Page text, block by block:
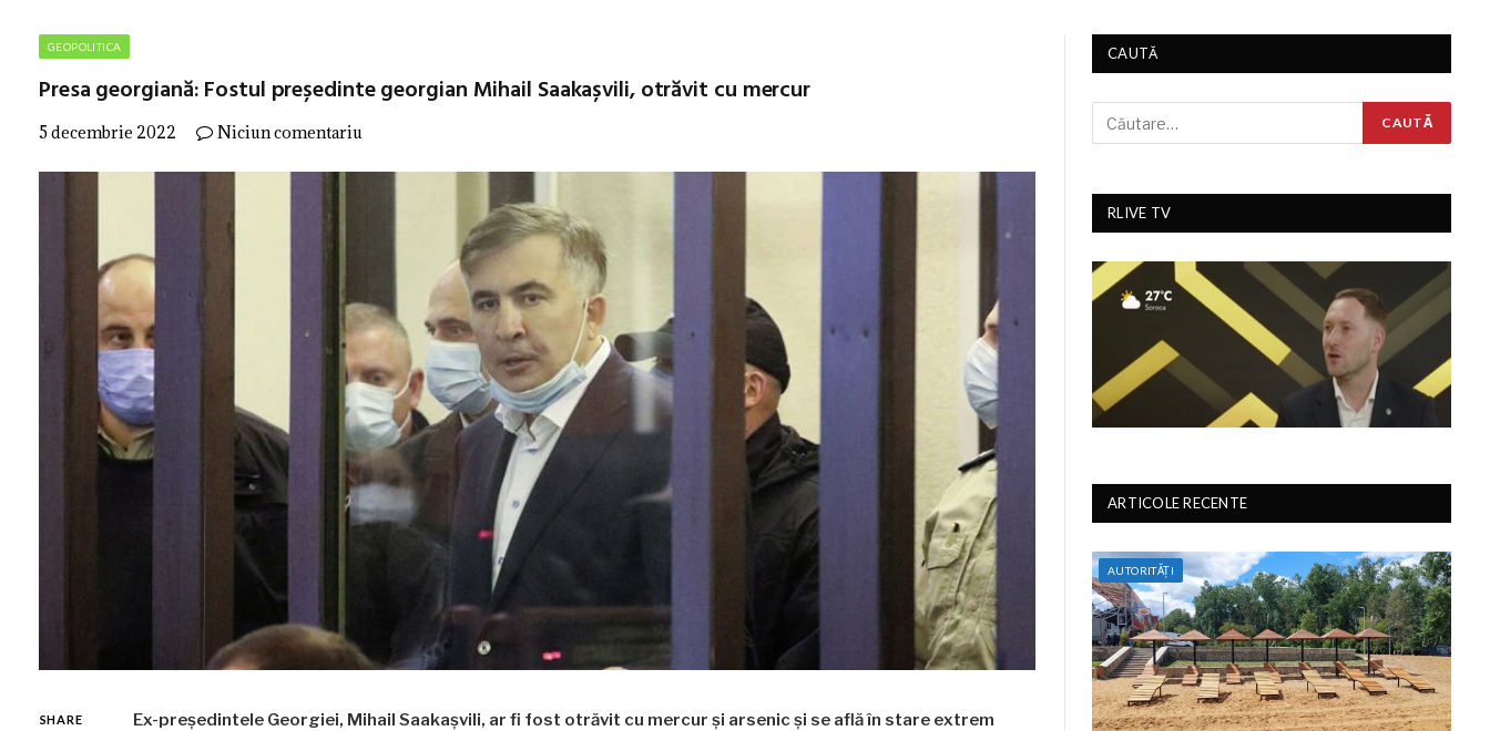
GEOPOLITICA
Presa georgiană: Fostul președinte georgian Mihail Saakașvili, otrăvit cu mercur
5 decembrie 2022 Niciun comentariu
SHARE
Ex-președintele Georgiei, Mihail Saakașvili, ar fi fost otrăvit cu mercur și arsenic și se află în stare extrem
CAUTĂ
RLIVE TV
ARTICOLE RECENTE
AUTORITĂȚI